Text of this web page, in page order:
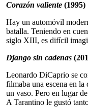
Corazón valiente (1995)
Hay un automóvil
batalla. Teniendo en
siglo XIII, es difícil
Django sin cadenas
Leonardo DiCaprio se
filmaba una escena en
un vaso. Pero en lugar
A Tarantino le gustó